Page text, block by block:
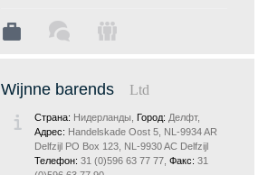
Wijnne barends Ltd
Страна: Нидерланды, Город: Делфт,
Адрес: Handelskade Oost 5, NL-9934 AR
Delfzijl PO Box 123, NL-9930 AC Delfzijl
Телефон: 31 (0)596 63 77 77, Факс: 31